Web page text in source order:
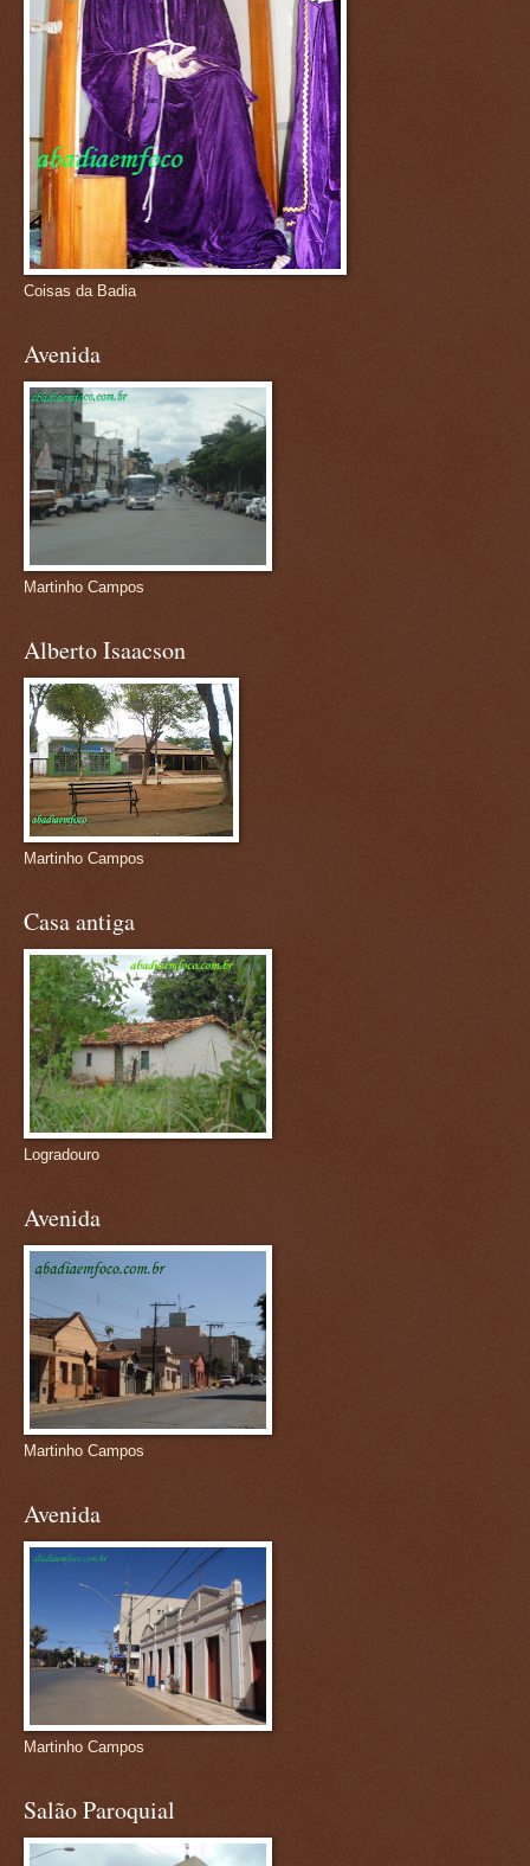
Coisas da Badia
Avenida
Martinho Campos
Alberto Isaacson
Martinho Campos
Casa antiga
Logradouro
Avenida
Martinho Campos
Avenida
Martinho Campos
Salão Paroquial